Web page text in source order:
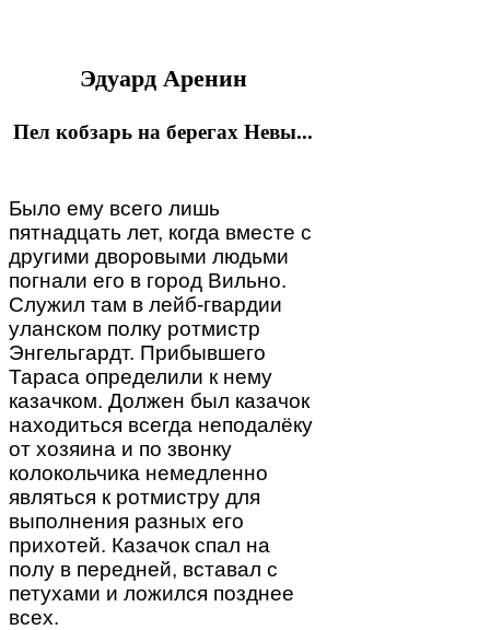
Эдуард Аренин
Пел кобзарь на берегах Невы...
Было ему всего лишь
пятнадцать лет, когда вместе с
другими дворовыми людьми
погнали его в город Вильно.
Служил там в лейб-гвардии
уланском полку ротмистр
Энгельгардт. Прибывшего
Тараса определили к нему
казачком. Должен был казачок
находиться всегда неподалёку
от хозяина и по звонку
колокольчика немедленно
являться к ротмистру для
выполнения разных его
прихотей. Казачок спал на
полу в передней, вставал с
петухами и ложился позднее
всех.